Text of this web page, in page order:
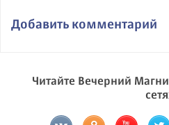
Добавить комментарий
Читайте Вечерний